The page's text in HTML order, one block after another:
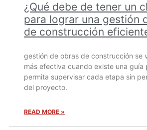
¿Qué debe de tener un
para lograr una gestión
de construcción
gestión de obras de construcción se
más efectiva cuando existe una guía
permita supervisar cada etapa sin
del proyecto.
READ MORE »